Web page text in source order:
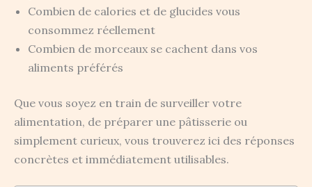
Combien de calories et de glucides vous
consommez réellement
Combien de morceaux se cachent dans vos
aliments préférés
Que vous soyez en train de surveiller votre
alimentation, de préparer une pâtisserie ou
simplement curieux, vous trouverez ici des réponses
concrètes et immédiatement utilisables.